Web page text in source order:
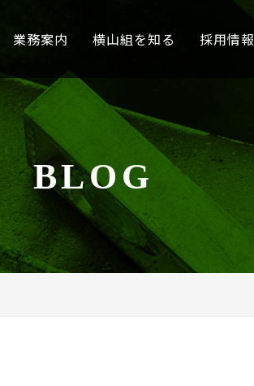
業務案内 横山組を知る 採用情報
BLOG